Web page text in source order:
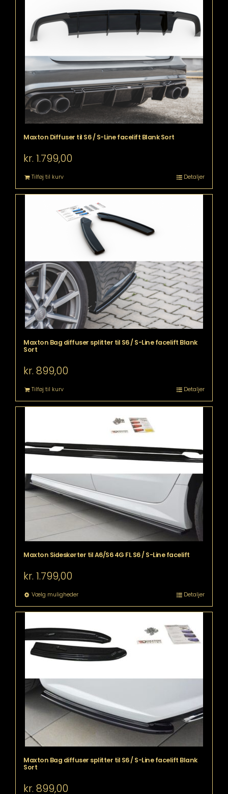
Maxton Diffuser til S6 / S-Line facelift Blank Sort
kr. 1.799,00
Tilføj til kurv Detaljer
Maxton Bag diffuser splitter til S6 / S-Line facelift Blank
Sort
kr. 899,00
Tilføj til kurv Detaljer
Maxton Sideskørter til A6/S6 4G FL S6 / S-Line facelift
kr. 1.799,00
Vælg mulighederDette
vare
har
varianter.
Mulighederne
kan
vælges
varesiden
Detaljer
Maxton Bag diffuser splitter til S6 / S-Line facelift Blank
Sort
kr. 899,00